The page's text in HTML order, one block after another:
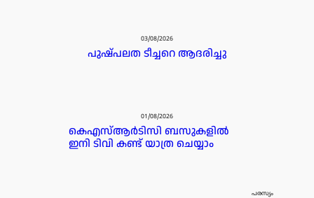
03/08/2026
പുഷ്പലത ടീച്ചറെ ആദരിച്ചു
01/08/2026
കെഎസ്ആർടിസി ബസുകളിൽ
ഇനി ടിവി കണ്ട് യാത്ര ചെയ്യാം
പരസ്യം